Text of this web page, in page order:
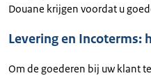
Douane krijgen voordat u
Levering en Incoterms:
Om de goederen bij uw klant